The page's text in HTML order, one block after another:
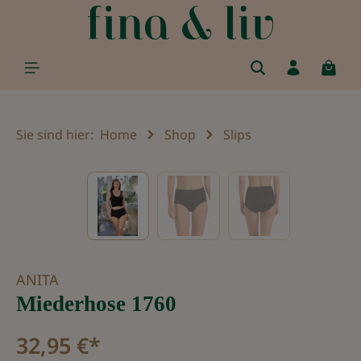
springen
Sie sind hier: Home Shop Slips
Bildergalerie überspringen
ANITA
Miederhose 1760
32,95 €*